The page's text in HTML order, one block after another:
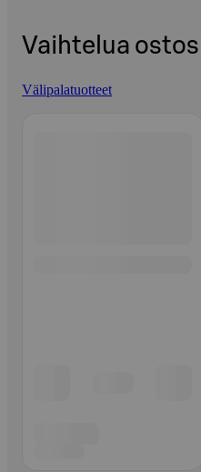
Vaihtelua
Välipalatuotteet